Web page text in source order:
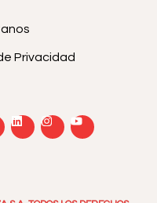
Privacidad